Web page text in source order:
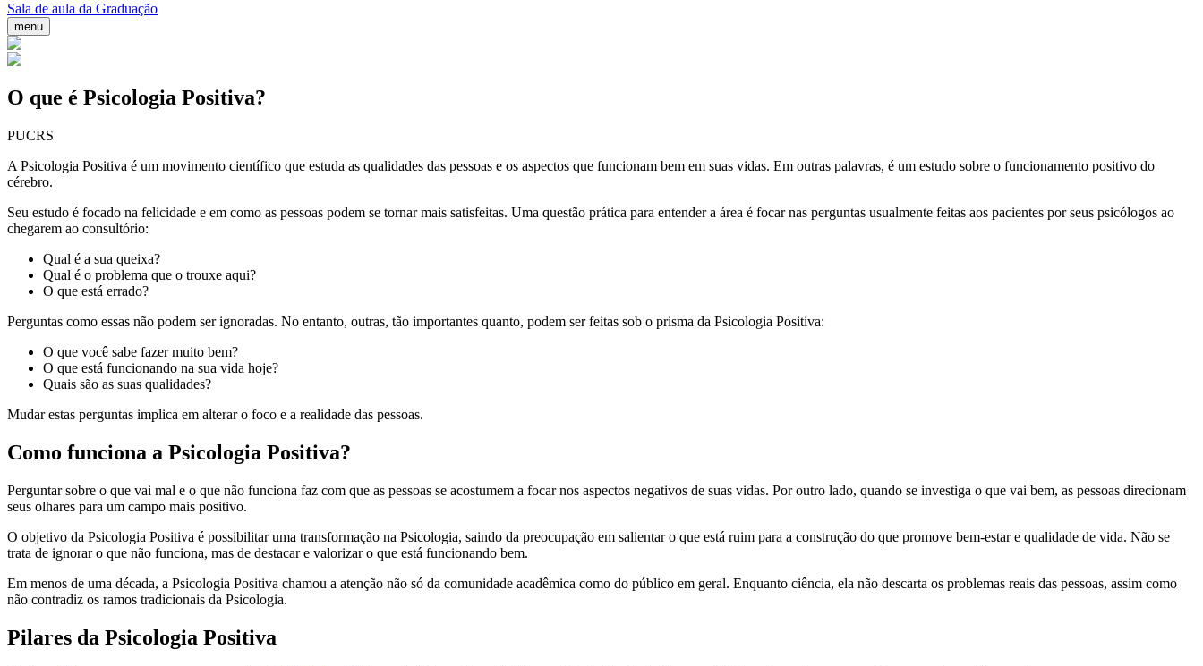
Sala de aula da Graduação
menu
O que é Psicologia Positiva?
PUCRS
A Psicologia Positiva é um movimento científico que estuda as qualidades das pessoas e os aspectos que funcionam bem em suas vidas. Em outras palavras, é um estudo sobre o funcionamento positivo do
cérebro.
Seu estudo é focado na felicidade e em como as pessoas podem se tornar mais satisfeitas. Uma questão prática para entender a área é focar nas perguntas usualmente feitas aos pacientes por seus psicólogos ao
chegarem ao consultório:
Qual é a sua queixa?
Qual é o problema que o trouxe aqui?
O que está errado?
Perguntas como essas não podem ser ignoradas. No entanto, outras, tão importantes quanto, podem ser feitas sob o prisma da Psicologia Positiva:
O que você sabe fazer muito bem?
O que está funcionando na sua vida hoje?
Quais são as suas qualidades?
Mudar estas perguntas implica em alterar o foco e a realidade das pessoas.
Como funciona a Psicologia Positiva?
Perguntar sobre o que vai mal e o que não funciona faz com que as pessoas se acostumem a focar nos aspectos negativos de suas vidas. Por outro lado, quando se investiga o que vai bem, as pessoas direcionam
seus olhares para um campo mais positivo.
O objetivo da Psicologia Positiva é possibilitar uma transformação na Psicologia, saindo da preocupação em salientar o que está ruim para a construção do que promove bem-estar e qualidade de vida. Não se
trata de ignorar o que não funciona, mas de destacar e valorizar o que está funcionando bem.
Em menos de uma década, a Psicologia Positiva chamou a atenção não só da comunidade acadêmica como do público em geral. Enquanto ciência, ela não descarta os problemas reais das pessoas, assim como
não contradiz os ramos tradicionais da Psicologia.
Pilares da Psicologia Positiva